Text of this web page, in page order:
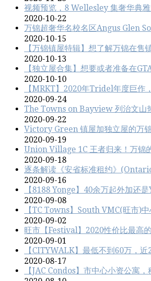
视频预览，8 Wellesley 集奢华典
2020-10-22
万锦超奢华名校名区Angus Glen
2020-10-15
【万锦镇屋特辑】想了解万锦在售
2020-10-13
【独立屋合集】想要或者准备在
2020-10-10
【MRKT】2020年Tridel年度巨作
2020-09-24
The Towns on Bayview 列治文山
2020-09-22
Victory Green 镇屋加独立屋的万
2020-09-19
Union Village 1C 王者归来！万锦
2020-09-18
逐条解读《安省标准租约》
2020-09-16
【8188 Yonge】40余万起外加还
2020-09-08
【TC Towns】South VMC(旺市)
2020-09-02
旺市【Festival】2020性价比最高
2020-09-01
【CITYWALK】最低不到60万，
2020-08-17
【JAC Condos】市中心小资公寓